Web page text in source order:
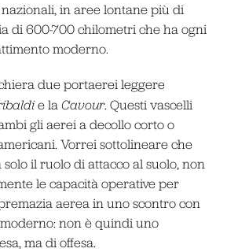
in aree lontane più di
di 600-700 chilometri che ha ogni
moderno.
due portaerei leggere
e la Cavour. Questi vascelli
gli aerei a decollo corto o
Vorrei sottolineare che
il ruolo di attacco al suolo, non
le capacità operative per
aerea in uno scontro con
non è quindi uno
ma di offesa.